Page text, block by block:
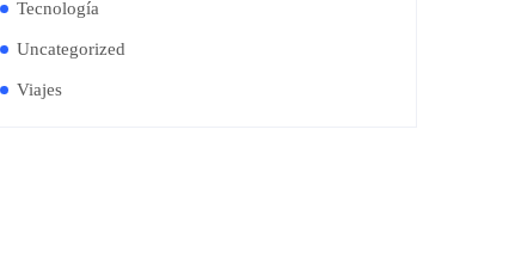
Tecnología
Uncategorized
Viajes